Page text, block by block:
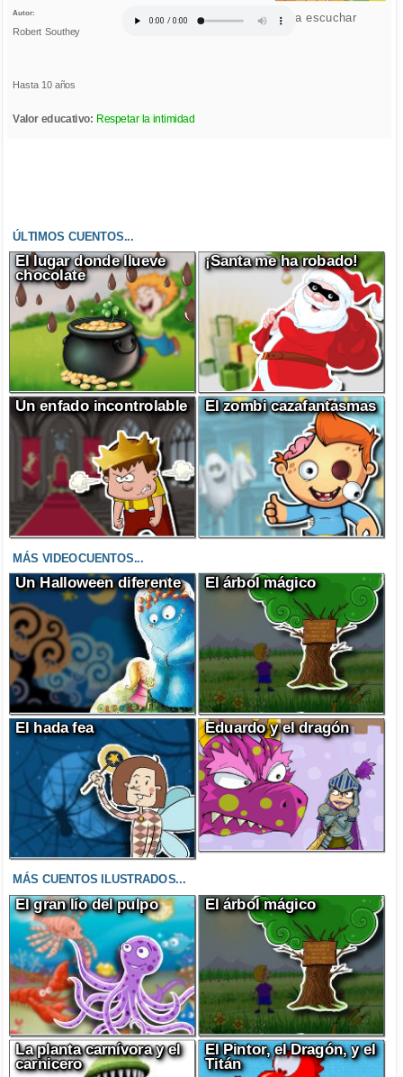
Click para escuchar
Autor:
Robert Southey
Hasta 10 años
Valor educativo: Respetar la intimidad
ÚLTIMOS CUENTOS...
El lugar donde llueve
chocolate
¡Santa me ha robado!
Un enfado incontrolable El zombi cazafantasmas
MÁS VIDEOCUENTOS...
Un Halloween diferente El árbol mágico
El hada fea Eduardo y el dragón
MÁS CUENTOS ILUSTRADOS...
El gran lío del pulpo El árbol mágico
La planta carnívora y el
carnicero
El Pintor, el Dragón, y el
Titán